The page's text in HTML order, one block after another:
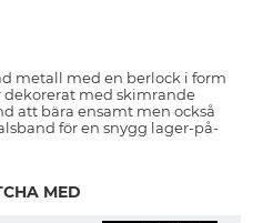
metall med en berlock i form
dekorerat med skimrande
att bära ensamt men också
för en snygg lager-på-
MED